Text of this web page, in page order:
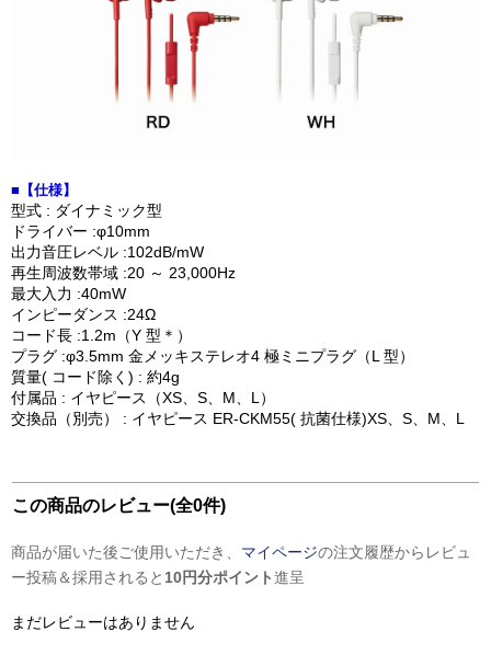
■【仕様】
型式 : ダイナミック型
ドライバー :φ10mm
出力音圧レベル :102dB/mW
再生周波数帯域 :20 ～ 23,000Hz
最大入力 :40mW
インピーダンス :24Ω
コード長 :1.2m（Y 型＊）
プラグ :φ3.5mm 金メッキステレオ4 極ミニプラグ（L 型）
質量( コード除く) : 約4g
付属品 : イヤピース（XS、S、M、L）
交換品（別売） : イヤピース ER-CKM55( 抗菌仕様)XS、S、M、L
この商品のレビュー(全0件)
商品が届いた後ご使用いただき、 マイページの注文履歴からレビュ
ー投稿＆採用されると 10円分ポイント進呈
まだレビューはありません